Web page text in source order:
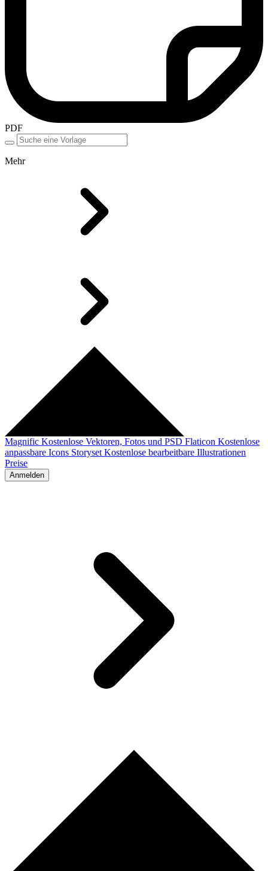
PDF
Mehr
Magnific Kostenlose Vektoren, Fotos und PSD Flaticon Kostenlose
anpassbare Icons Storyset Kostenlose bearbeitbare Illustrationen
Preise
Anmelden